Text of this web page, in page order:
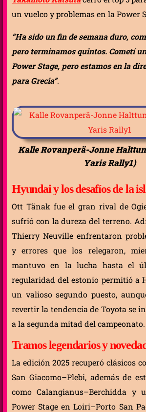
un vuelco y problemas en la Power
“Ha sido un fin de semana duro,
pero terminamos quintos. Cometí
Power Stage, pero estamos en la
para Grecia”.
Kalle Rovanperä-Jonne
Yaris Rally1)
Hyundai y los desafíos de la
Ott Tänak fue el gran rival de
sufrió con la dureza del terreno.
Thierry Neuville enfrentaron
y errores que los relegaron,
mantuvo en la lucha hasta el
regularidad del estonio permitió a
un valioso segundo puesto,
revertir la tendencia de Toyota se
a la segunda mitad del campeonato.
Tramos legendarios y
La edición 2025 recuperó clásicos
San Giacomo–Plebi, además de
como Calangianus–Berchidda y
Power Stage en Loiri–Porto San